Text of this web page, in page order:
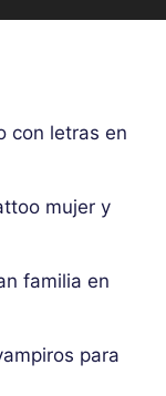
con letras en
mujer y
familia en
para